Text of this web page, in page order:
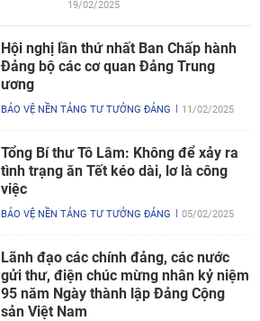
19/02/2025
Hội nghị lần thứ nhất Ban Chấp hành
Đảng bộ các cơ quan Đảng Trung
ương
BẢO VỆ NỀN TẢNG TƯ TƯỞNG ĐẢNG 11/02/2025
Tổng Bí thư Tô Lâm: Không để xảy ra
tình trạng ăn Tết kéo dài, lơ là công
việc
BẢO VỆ NỀN TẢNG TƯ TƯỞNG ĐẢNG 05/02/2025
Lãnh đạo các chính đảng, các nước
gửi thư, điện chúc mừng nhân kỷ niệm
95 năm Ngày thành lập Đảng Cộng
sản Việt Nam